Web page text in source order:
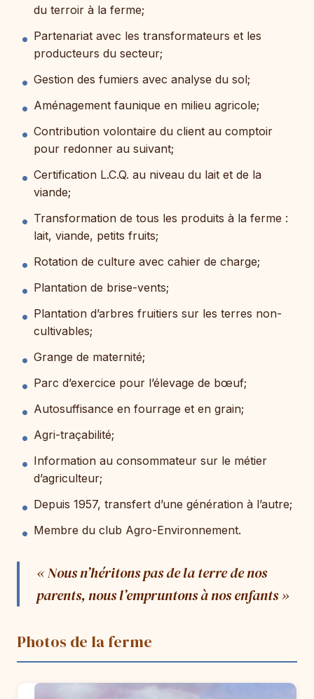
du terroir à la ferme;
Partenariat avec les transformateurs et les
producteurs du secteur;
Gestion des fumiers avec analyse du sol;
Aménagement faunique en milieu agricole;
Contribution volontaire du client au comptoir
pour redonner au suivant;
Certification L.C.Q. au niveau du lait et de la
viande;
Transformation de tous les produits à la ferme :
lait, viande, petits fruits;
Rotation de culture avec cahier de charge;
Plantation de brise-vents;
Plantation d’arbres fruitiers sur les terres non-
cultivables;
Grange de maternité;
Parc d’exercice pour l’élevage de bœuf;
Autosuffisance en fourrage et en grain;
Agri-traçabilité;
Information au consommateur sur le métier
d’agriculteur;
Depuis 1957, transfert d’une génération à l’autre;
Membre du club Agro-Environnement.
« Nous n’héritons pas de la terre de nos
parents, nous l’empruntons à nos enfants »
Photos de la ferme